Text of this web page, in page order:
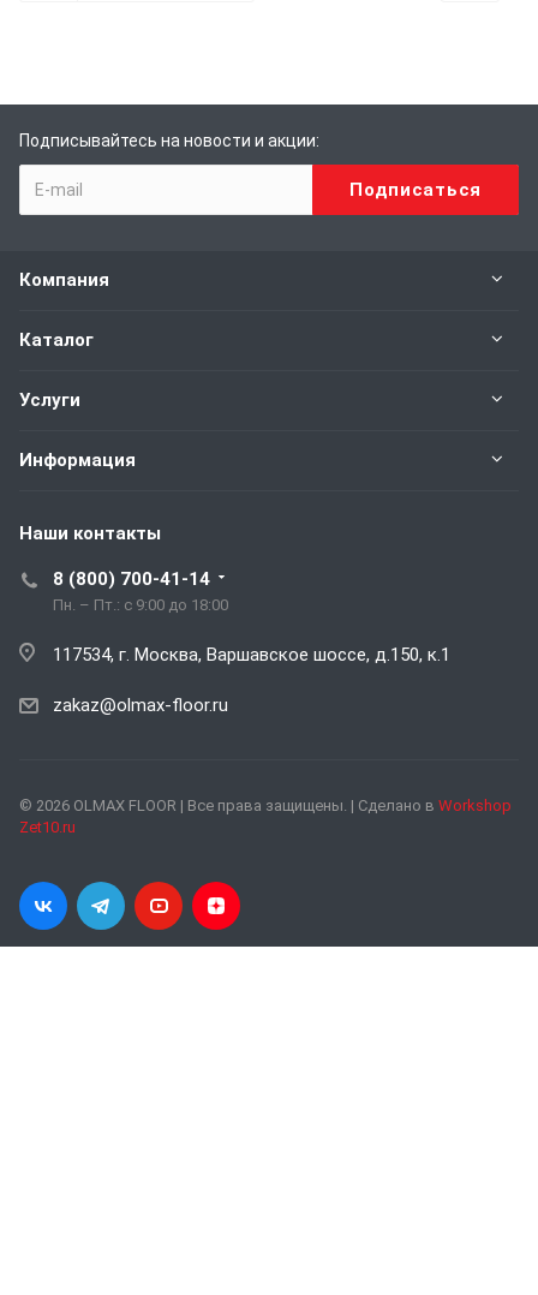
Подписывайтесь на новости и акции:
Компания
Каталог
Услуги
Информация
Наши контакты
8 (800) 700-41-14
Пн. – Пт.: с 9:00 до 18:00
117534, г. Москва, Варшавское шоссе, д.150, к.1
zakaz@olmax-floor.ru
© 2026 OLMAX FLOOR | Все права защищены. | Сделано в Workshop
Zet10.ru